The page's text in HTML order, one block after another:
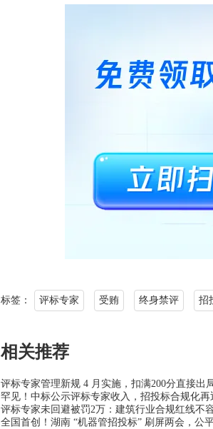
标签： 评标专家 受贿 终身禁评 招
相关推荐
评标专家管理新规 4 月实施，扣满200分直接出
罕见！中标公示评标专家收入，招投标合规化再
评标专家未回避被罚2万：建筑行业合规红线不
全国首创！湖南 “机器管招投标” 刷屏两会，公